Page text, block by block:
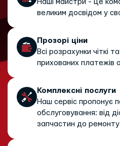
Наші майстри - це
великим досвідом у
Прозорі ціни
Всі розрахунки чіткі
прихованих платежів
Комплексні послуги
Наш сервіс пропонує
обслуговування: від
запчастин до ремонту